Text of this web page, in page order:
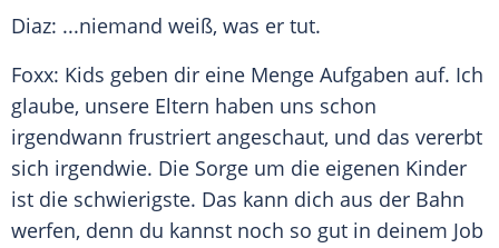
Diaz: ...niemand weiß, was er tut.
Foxx: Kids geben dir eine Menge Aufgaben auf. Ich
glaube, unsere Eltern haben uns schon
irgendwann frustriert angeschaut, und das vererbt
sich irgendwie. Die Sorge um die eigenen Kinder
ist die schwierigste. Das kann dich aus der Bahn
werfen, denn du kannst noch so gut in deinem Job